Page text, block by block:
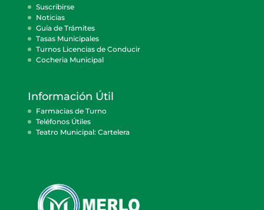
Suscribirse
Noticias
Guía de Trámites
Tasas Municipales
Turnos Licencias de Conducir
Cocheria Municipal
Información Útil
Farmacias de Turno
Teléfonos Útiles
Teatro Municipal: Cartelera